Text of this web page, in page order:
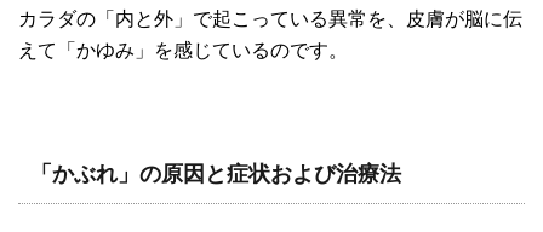
カラダの「内と外」で起こっている異常を、皮膚が脳に伝
えて「かゆみ」を感じているのです。
「かぶれ」の原因と症状および治療法